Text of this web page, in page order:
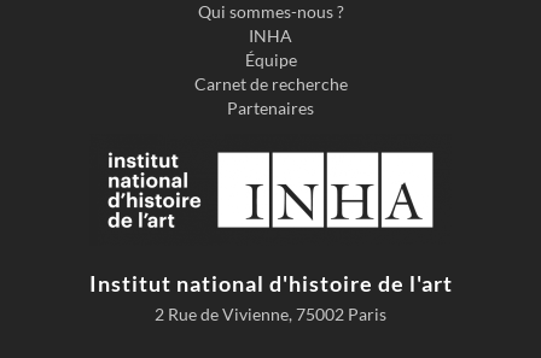
Qui sommes-nous ?
INHA
Équipe
Carnet de recherche
Partenaires
Institut national d'histoire de l'art
2 Rue de Vivienne, 75002 Paris